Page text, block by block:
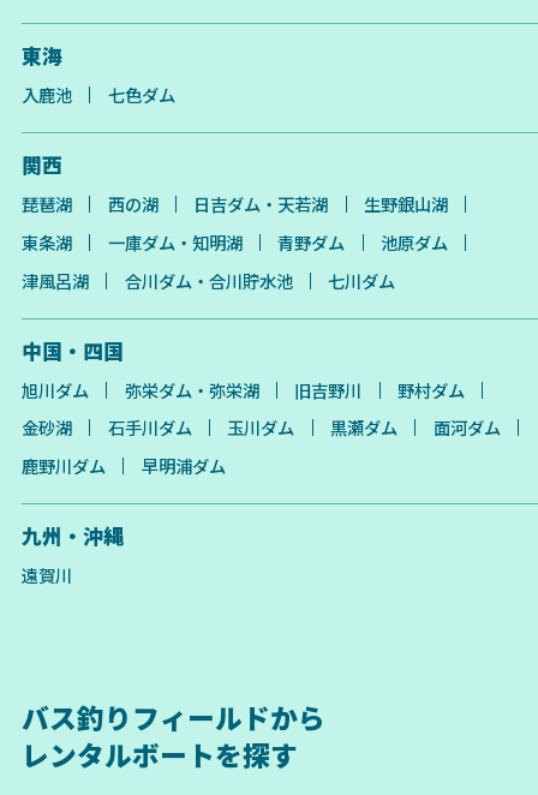
東海
入鹿池 七色ダム
関西
琵琶湖 西の湖 日吉ダム・天若湖
生野銀山湖
東条湖
一庫ダム・知明湖 青野ダム
池原ダム
津風呂湖
合川ダム・合川貯水池 七川ダム
中国・四国
旭川ダム 弥栄ダム・弥栄湖 旧吉野川
野村ダム
金砂湖
石手川ダム 玉川ダム 黒瀬ダム
面河ダム
鹿野川ダム
早明浦ダム
九州・沖縄
遠賀川
バス釣りフィールドから
レンタルボートを探す